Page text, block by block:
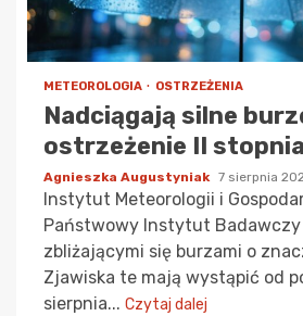
METEOROLOGIA OSTRZEŻENIA
Nadciągają silne
ostrzeżenie II
Agnieszka Augustyniak 7 sierpnia
Instytut Meteorologii i
Państwowy Instytut
zbliżającymi się burzami o
Zjawiska te mają wystąpić od
sierpnia... Czytaj dalej